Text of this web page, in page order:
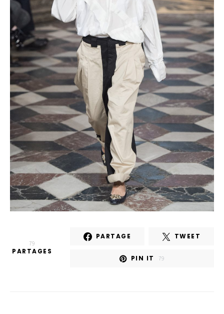
79
PARTAGES
PARTAGE TWEET
PIN IT 79